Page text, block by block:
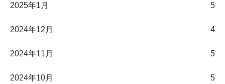
2025年1月 5
2024年12月 4
2024年11月 5
2024年10月 5